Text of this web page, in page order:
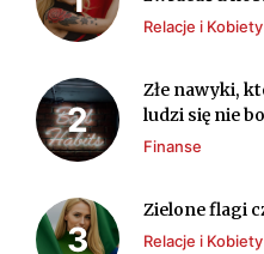
Relacje i Kobiety
Złe nawyki,
ludzi się nie
Finanse
Zielone flagi
Relacje i Kobiety